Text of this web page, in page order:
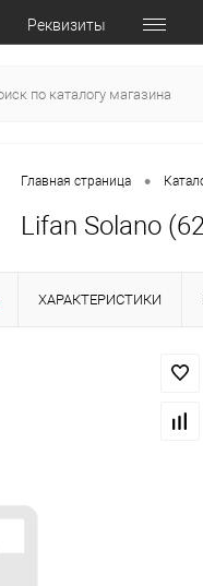
Реквизиты
Главная страница •
Lifan Solano
ХАРАКТЕРИСТИКИ